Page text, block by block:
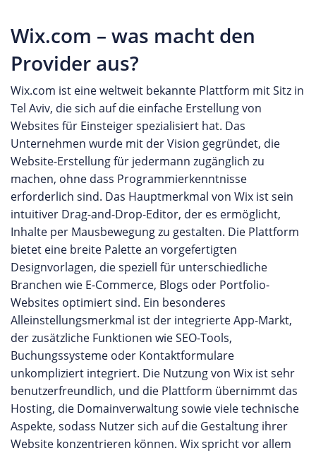
Wix.com – was macht den
Provider aus?
Wix.com ist eine weltweit bekannte Plattform mit Sitz in
Tel Aviv, die sich auf die einfache Erstellung von
Websites für Einsteiger spezialisiert hat. Das
Unternehmen wurde mit der Vision gegründet, die
Website-Erstellung für jedermann zugänglich zu
machen, ohne dass Programmierkenntnisse
erforderlich sind. Das Hauptmerkmal von Wix ist sein
intuitiver Drag-and-Drop-Editor, der es ermöglicht,
Inhalte per Mausbewegung zu gestalten. Die Plattform
bietet eine breite Palette an vorgefertigten
Designvorlagen, die speziell für unterschiedliche
Branchen wie E-Commerce, Blogs oder Portfolio-
Websites optimiert sind. Ein besonderes
Alleinstellungsmerkmal ist der integrierte App-Markt,
der zusätzliche Funktionen wie SEO-Tools,
Buchungssysteme oder Kontaktformulare
unkompliziert integriert. Die Nutzung von Wix ist sehr
benutzerfreundlich, und die Plattform übernimmt das
Hosting, die Domainverwaltung sowie viele technische
Aspekte, sodass Nutzer sich auf die Gestaltung ihrer
Website konzentrieren können. Wix spricht vor allem